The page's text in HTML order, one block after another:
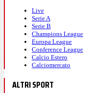
Live
Serie A
Serie B
Champions League
Europa League
Conference League
Calcio Estero
Calciomercato
ALTRI SPORT